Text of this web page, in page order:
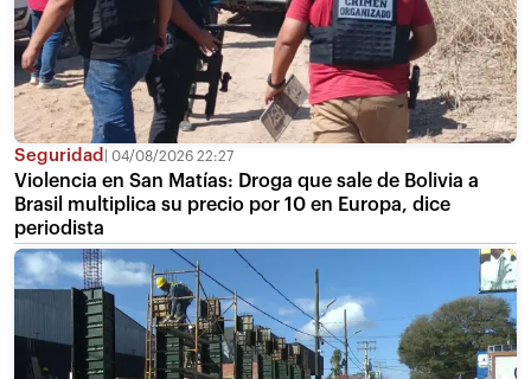
Seguridad 04/08/2026 22:27
Violencia en San Matías: Droga que sale de Bolivia a
Brasil multiplica su precio por 10 en Europa, dice
periodista